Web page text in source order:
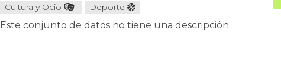
Cultura y Ocio Deporte
Este conjunto de datos no tiene una descripción